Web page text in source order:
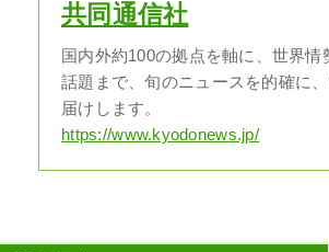
共同通信社
国内外約100の拠点を軸に、世界情
話題まで、旬のニュースを的確に
届けします。
https://www.kyodonews.jp/